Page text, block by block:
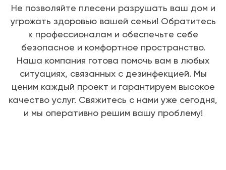
Не позволяйте плесени разрушать ваш дом и
угрожать здоровью вашей семьи! Обратитесь
к профессионалам и обеспечьте себе
безопасное и комфортное пространство.
Наша компания готова помочь вам в любых
ситуациях, связанных с дезинфекцией. Мы
ценим каждый проект и гарантируем высокое
качество услуг. Свяжитесь с нами уже сегодня,
и мы оперативно решим вашу проблему!